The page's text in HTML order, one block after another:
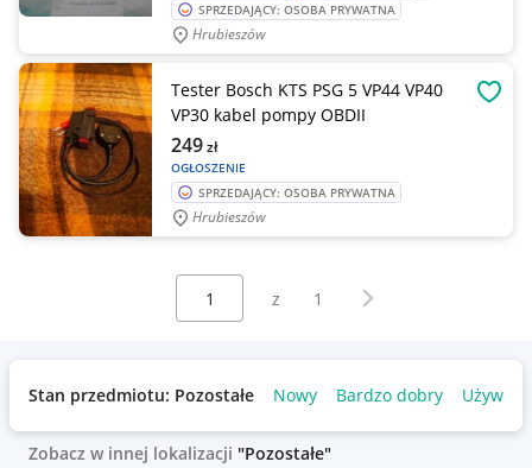
SPRZEDAJĄCY: OSOBA PRYWATNA
Hrubieszów
Tester Bosch KTS PSG 5 VP44 VP40
VP30 kabel pompy OBDII
OGŁOSZENIE
249zł
SPRZEDAJĄCY: OSOBA PRYWATNA
Hrubieszów
Wybierz stronę:
z 1 Następna strona
Stan przedmiotu: Pozostałe Nowy Bardzo dobry Używany
Zobacz w innej lokalizacji "Pozostałe"